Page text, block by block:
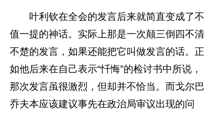
叶利钦在全会的发言后来就简直变成了不
值一提的神话。实际上那是一次颠三倒四不清
不楚的发言，如果还能把它叫做发言的话。正
如他后来在自己表示“忏悔”的检讨书中所说，
那次发言虽很激烈，但却并不恰当。而戈尔巴
乔夫本应该建议事先在政治局审议出现的问